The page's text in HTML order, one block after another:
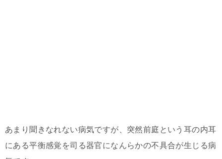
あまり聞きなれない病気ですが、突然前庭という耳の内耳
にある平衡感覚を司る器官になんらかの不具合が生じる病